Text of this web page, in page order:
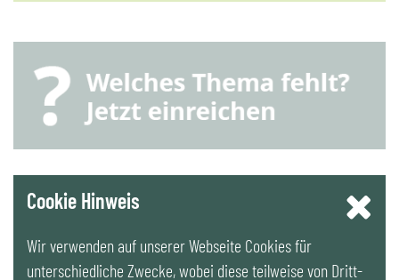
YouTube
LinkedIn
Cookie Hinweis
Wir verwenden auf unserer Webseite Cookies für
unterschiedliche Zwecke, wobei diese teilweise von Dritt-